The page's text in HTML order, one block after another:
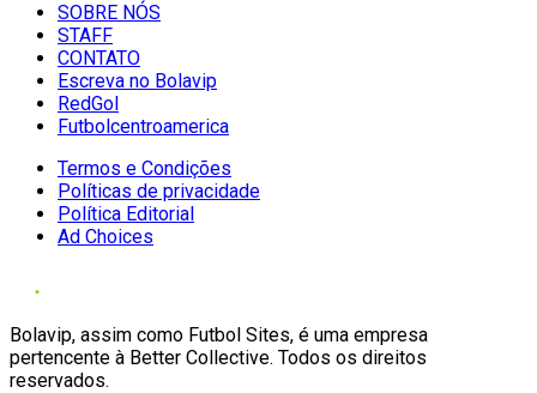
SOBRE NÓS
STAFF
CONTATO
Escreva no Bolavip
RedGol
Futbolcentroamerica
Termos e Condições
Políticas de privacidade
Política Editorial
Ad Choices
Bolavip, assim como Futbol Sites, é uma empresa
pertencente à Better Collective. Todos os direitos
reservados.